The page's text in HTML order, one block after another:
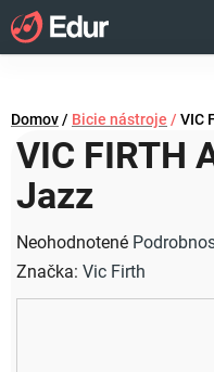
Prejsť
na
obsah
Domov/ Bicie nástroje / VIC
VIC FIRTH
Jazz
Priemerné
hodnotenie
produktu
Neohodnotené
Značka: Vic Firth